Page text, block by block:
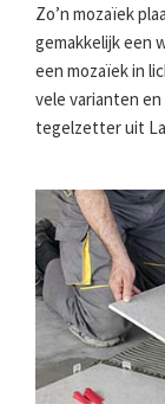
Zo’n mozaïek
gemakkelijk een
een mozaïek in
vele varianten
tegelzetter uit